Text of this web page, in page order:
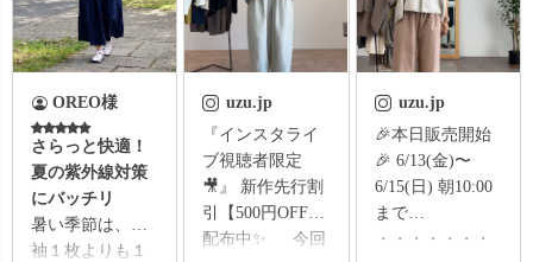
OREO様
さらっと快適！
夏の紫外線対策
にバッチリ
暑い季節は、半
袖１枚よりも１
uzu.jp
『インスタライ
ブ視聴者限定
🎥』 新作先行割
引【500円OFF】
配布中✨ 今回
uzu.jp
🎉本日販売開始
🎉 6/13(金)〜
6/15(日) 朝10:00
まで
・・・・・・・